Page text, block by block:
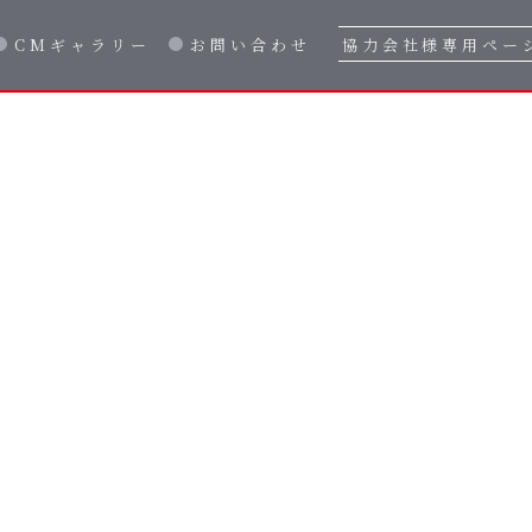
CMギャラリー お問い合わせ 協力会社様専用ペー